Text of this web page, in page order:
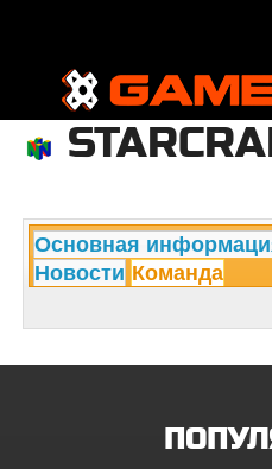
Основная
Новости Команда